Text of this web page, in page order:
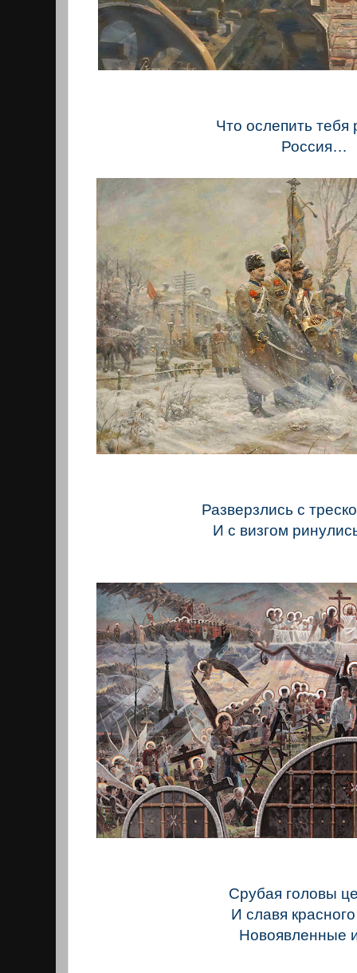
Что ослепить
Россия…
Разверзлись с
И с визгом
Срубая головы
И славя
Новоявленные